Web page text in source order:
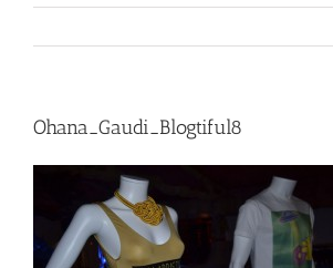
Ohana_Gaudi_Blogtiful8